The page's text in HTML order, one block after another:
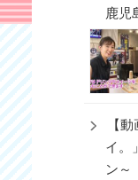
鹿児
【
イ。
ン～